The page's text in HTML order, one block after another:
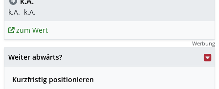
k.A. k.A.
zum Wert
Werbung
Weiter abwärts?
Kurzfristig positionieren